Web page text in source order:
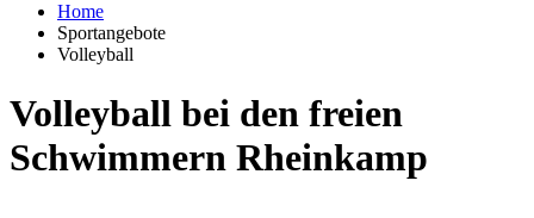
Home
Sportangebote
Volleyball
Volleyball bei den freien
Schwimmern Rheinkamp